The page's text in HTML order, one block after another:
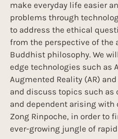
make everyday life easier
problems through
to address the ethical
from the perspective of the
Buddhist philosophy. We
edge technologies such as
Augmented Reality (AR)
and discuss topics such as
and dependent arising
Zong Rinpoche, in order to
ever-growing jungle of